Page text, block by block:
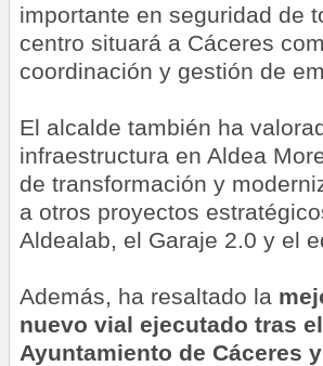
importante en seguridad de
centro situará a Cáceres
coordinación y gestión de
El alcalde también ha
infraestructura en Aldea
de transformación y
a otros proyectos
Aldealab, el Garaje 2.0 y el
Además, ha resaltado la
nuevo vial ejecutado tras
Ayuntamiento de Cáceres